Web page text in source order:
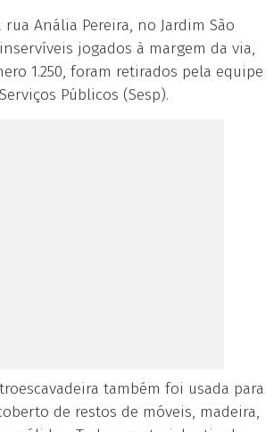
Anália Pereira, no Jardim São
jogados à margem da via,
1.250, foram retirados pela equipe
Públicos (Sesp).
também foi usada para
de restos de móveis, madeira,